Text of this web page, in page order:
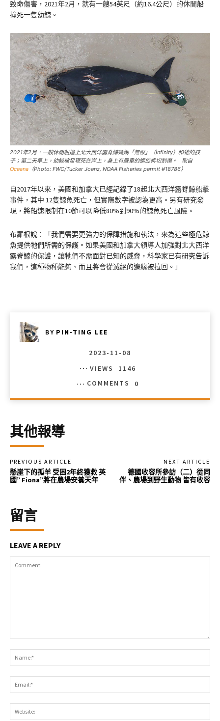
致命傷害，2021年2月，就有一艘54英尺（約16.4公尺）的休閒船
撞死一隻幼鯨。
2021年2月，一艘休閒船撞上北大西洋露脊鯨媽媽「無限」（Infinity）和牠的孩
子；第二天早上，幼鯨被發現死在岸上，身上有嚴重的螺旋槳切割傷。 取自
Oceana （Photo: FWC/Tucker Joenz, NOAA Fisheries permit #18786）
自2017年以來，美國和加拿大已經記錄了18起北大西洋露脊鯨船擊
事件，其中 12隻鯨魚死亡，但實際數字被認為更高。另有研究發
現，將船速限制在10節可以降低80%到90%的鯨魚死亡風險。
布羅根說：「我們需要更強力的保障措施和執法，來為這些極危鯨
魚提供牠們所需的保護。如果美國和加拿大領導人加強對北大西洋
露脊鯨的保護，讓牠們不需面對已知的威脅，科學家已有研究告訴
我們，這種物種能夠、而且將會從滅絕的邊緣被拉回。」
BY PIN-TING LEE
2023-11-08
VIEWS
1146
COMMENTS
0
其他報導
PREVIOUS ARTICLE
懸崖下的孤羊 受困2年終獲救 英
國” Fiona”將在農場安養天年
NEXT ARTICLE
德國收容所參訪（二）從同
伴、農場到野生動物 皆有收容
留言
LEAVE A REPLY